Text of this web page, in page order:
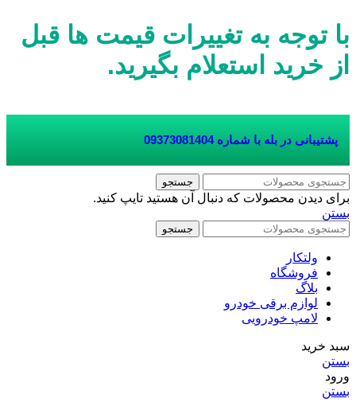
با توجه به تغییرات قیمت ها قبل
از خرید استعلام بگیرید.
پشتیبانی در بله با شماره 09373081404
جستجو
برای دیدن محصولات که دنبال آن هستید تایپ کنید.
بستن
جستجو
ولتکار
فروشگاه
بلاگ
لوازم برقی خودرو
لامپ خودرویی
سبد خرید
بستن
ورود
بستن